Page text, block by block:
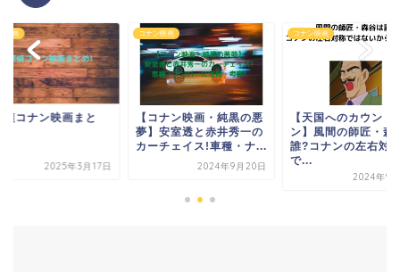
映画
偵コナン映画まと
2025年3月17日
コナン映画
【コナン映画・純黒の悪
夢】安室透と赤井秀一の
カーチェイス!車種・ナ...
2024年9月20日
コナン映画
【天国へのカウント
ン】風間の師匠・森
誰?コナンの左右対
で...
2024年9